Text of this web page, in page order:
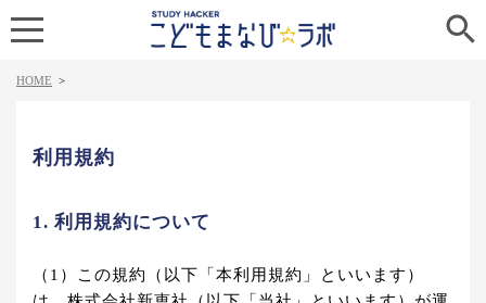

HOME >
利用規約
1. 利用規約について
（1）この規約（以下「本利用規約」といいます）